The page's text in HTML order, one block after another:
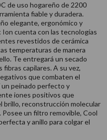
de uso hogareño de 2200
fiable y duradera.
elegante, ergonómico y
cuenta con las tecnologías
revestidos de cerámica
temperaturas de manera
Te entregará un secado
capilares. A su vez,
que combaten el
peinado perfecto y
iones positivos que
brillo, reconstrucción molecular
un filtro removible, Cool
y anillo para colgar el